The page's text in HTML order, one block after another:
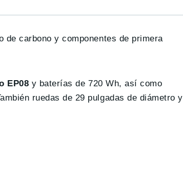
de carbono y componentes de primera
EP08 y baterías de 720 Wh, así como
ruedas de 29 pulgadas de diámetro y